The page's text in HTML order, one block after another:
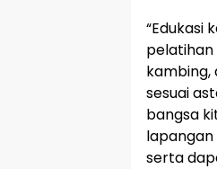
“Edukasi
pelatihan
kambing,
sesuai
bangsa
serta